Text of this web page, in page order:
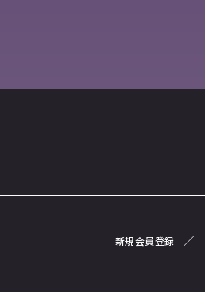
新規会員登録